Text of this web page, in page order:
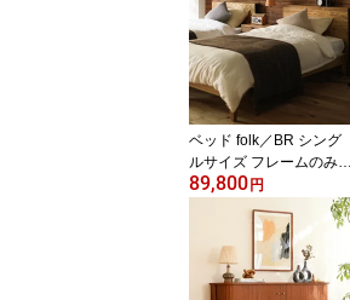
しゃれ
ベッド folk／BR シング
ルサイズ フレームのみ
寝具 木製 ヴィンテージ
89,800円